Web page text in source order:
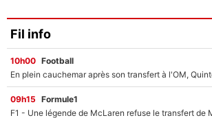
Fil info
10h00 Football
09h15 Formule1